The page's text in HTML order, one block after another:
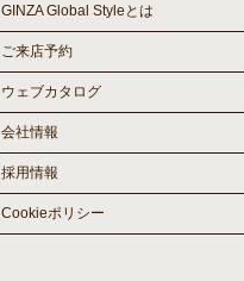
GINZA Global Styleとは
ご来店予約
ウェブカタログ
会社情報
採用情報
Cookieポリシー